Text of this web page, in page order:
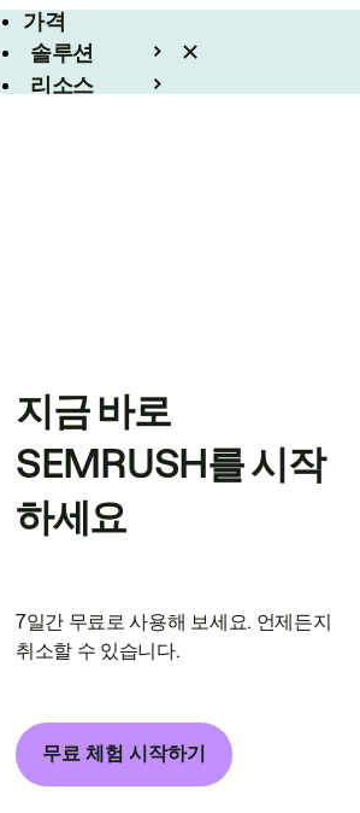
가격
솔루션
리소스
지금 바로
SEMRUSH를 시작
하세요
7일간 무료로 사용해 보세요. 언제든지
취소할 수 있습니다.
무료 체험 시작하기